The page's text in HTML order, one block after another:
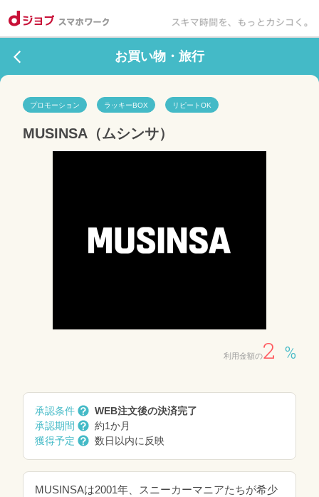
お買い物・旅行
プロモーション ラッキーBOX リピートOK
MUSINSA（ムシンサ）
利用金額の2 %
承認条件
WEB注文後の決済完了
承認期間
約1か月
獲得予定
数日以内に反映
MUSINSAは2001年、スニーカーマニアたちが希少